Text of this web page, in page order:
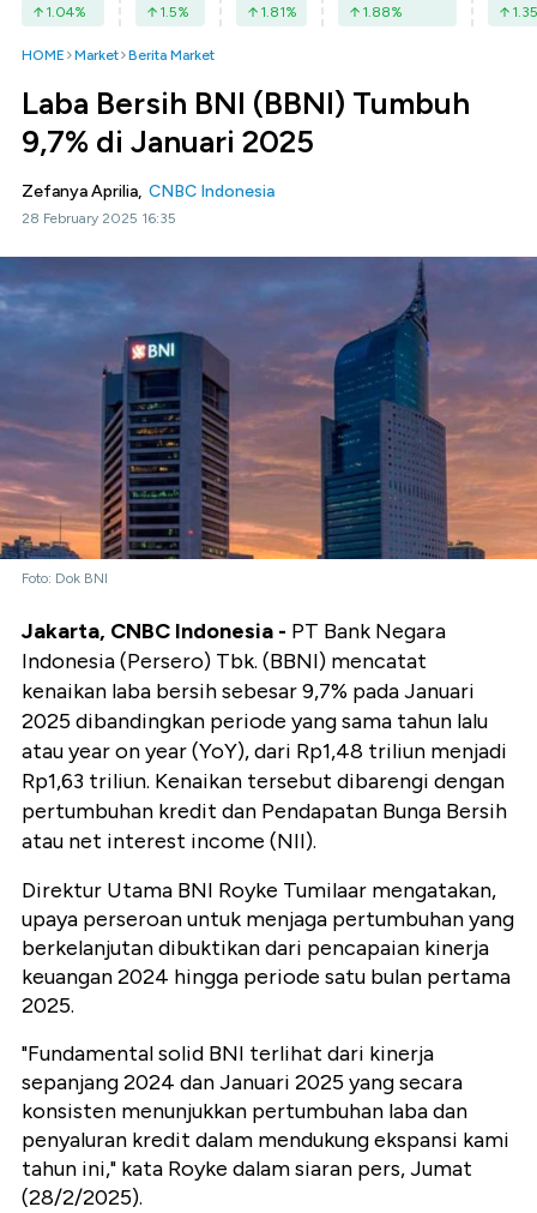
1.04% 1.5% 1.81% 1.88% 1.35
HOME Market Berita Market
Laba Bersih BNI (BBNI) Tumbuh
9,7% di Januari 2025
Zefanya Aprilia, CNBC Indonesia
28 February 2025 16:35
Foto: Dok BNI
Jakarta, CNBC Indonesia - PT Bank Negara
Indonesia (Persero) Tbk. (BBNI) mencatat
kenaikan laba bersih sebesar 9,7% pada Januari
2025 dibandingkan periode yang sama tahun lalu
atau year on year (YoY), dari Rp1,48 triliun menjadi
Rp1,63 triliun. Kenaikan tersebut dibarengi dengan
pertumbuhan kredit dan Pendapatan Bunga Bersih
atau net interest income (NII).
Direktur Utama BNI Royke Tumilaar mengatakan,
upaya perseroan untuk menjaga pertumbuhan yang
berkelanjutan dibuktikan dari pencapaian kinerja
keuangan 2024 hingga periode satu bulan pertama
2025.
"Fundamental solid BNI terlihat dari kinerja
sepanjang 2024 dan Januari 2025 yang secara
konsisten menunjukkan pertumbuhan laba dan
penyaluran kredit dalam mendukung ekspansi kami
tahun ini," kata Royke dalam siaran pers, Jumat
(28/2/2025).